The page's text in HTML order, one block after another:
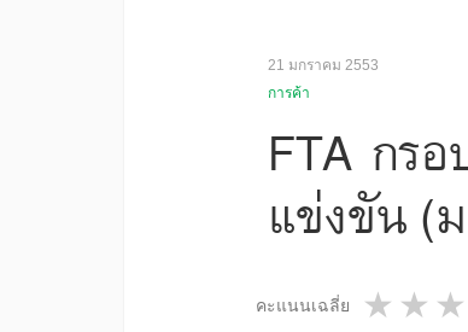
21 มกราคม 2553
การค้า
FTA กร
แข่งขัน (
คะแนนเฉลี่ย 2
1